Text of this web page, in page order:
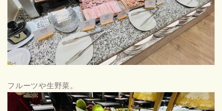
フルーツや生野菜。